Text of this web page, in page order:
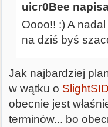
uicr0Bee
Oooo!! :) A
na dziś byś
Jak najbardziej
w wątku o
obecnie jest
terminów... bo